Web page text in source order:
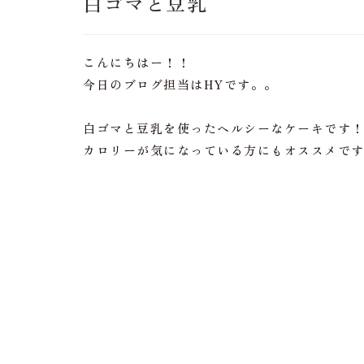
こんにちはー！！
今日のブログ担当はHYです。。
白ゴマと豆乳を使ったヘルシーなケーキです！
カロリーが気になっている方にもオススメです